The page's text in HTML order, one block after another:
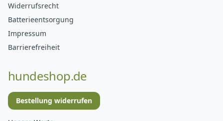
Widerrufsrecht
Batterieentsorgung
Impressum
Barrierefreiheit
hundeshop.de
Bestellung widerrufen